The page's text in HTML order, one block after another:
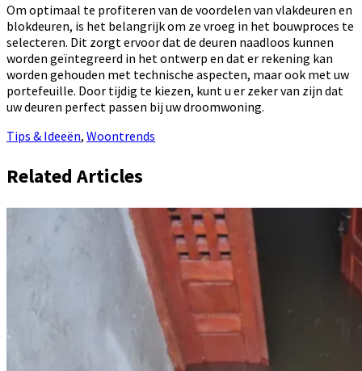
Om optimaal te profiteren van de voordelen van vlakdeuren en
blokdeuren, is het belangrijk om ze vroeg in het bouwproces te
selecteren. Dit zorgt ervoor dat de deuren naadloos kunnen
worden geïntegreerd in het ontwerp en dat er rekening kan
worden gehouden met technische aspecten, maar ook met uw
portefeuille. Door tijdig te kiezen, kunt u er zeker van zijn dat
uw deuren perfect passen bij uw droomwoning.
Tips & Ideeën, Woontrends
Related Articles